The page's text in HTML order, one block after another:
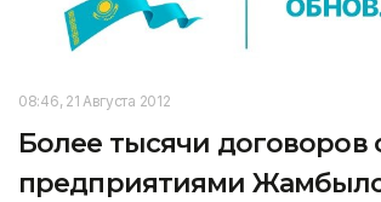
08:46, 21 Августа 2012
Более тысячи договоров
предприятиями